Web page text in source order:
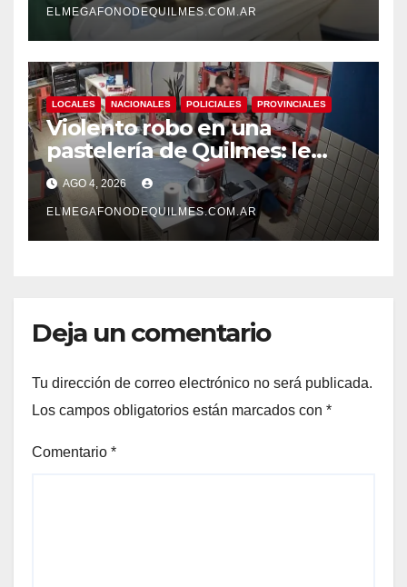
ELMEGAFONODEQUILMES.COM.AR
LOCALES NACIONALES POLICIALES PROVINCIALES
Violento robo en una
pastelería de Quilmes: le
cortó el cuello a una
empleada y escapó con la
recaudación
AGO 4, 2026
ELMEGAFONODEQUILMES.COM.AR
Deja un comentario
Tu dirección de correo electrónico no será publicada.
Los campos obligatorios están marcados con *
Comentario *